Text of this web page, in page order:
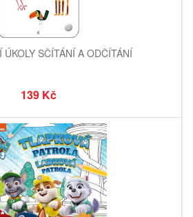
ÚKOLY SČÍTÁNÍ A ODČÍTÁNÍ
139 Kč